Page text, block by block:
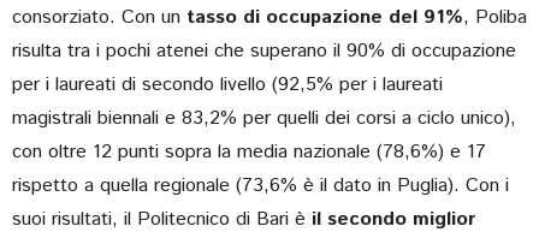
consorziato. Con un tasso di occupazione del 91%, Poliba
risulta tra i pochi atenei che superano il 90% di occupazione
per i laureati di secondo livello (92,5% per i laureati
magistrali biennali e 83,2% per quelli dei corsi a ciclo unico),
con oltre 12 punti sopra la media nazionale (78,6%) e 17
rispetto a quella regionale (73,6% è il dato in Puglia). Con i
suoi risultati, il Politecnico di Bari è il secondo miglior